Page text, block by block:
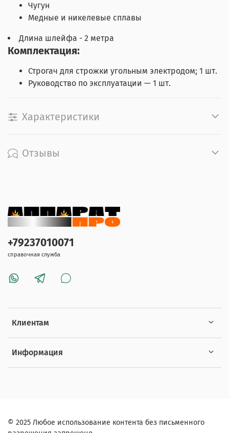
Чугун
Медные и никелевые сплавы
Длина шлейфа - 2 метра
Комплектация:
Строгач для строжки угольным электродом; 1 шт.
Руководство по эксплуатации — 1 шт.
Характеристики
Отзывы
Клиентам
Информация
+79237010071
справочная служба
© 2025 Любое использование контента без письменного